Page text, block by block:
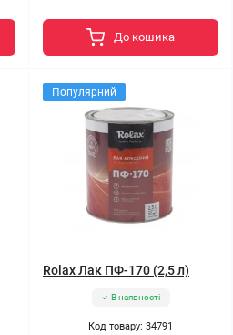
До кошика
Популярний
Rolax Лак ПФ-170 (2,5 л)
В наявності
Код товару: 34791